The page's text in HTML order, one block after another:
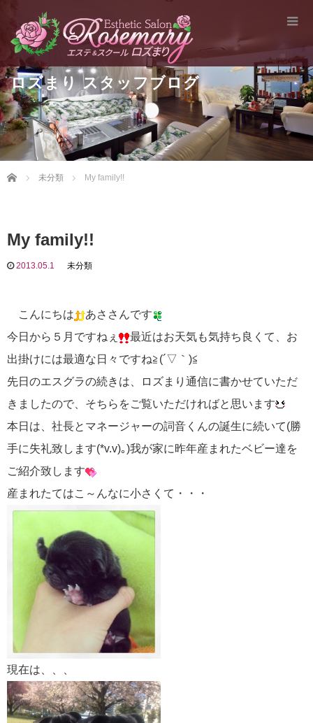
ロズまり スタッフブログ
Home 未分類 My family!!
My family!!
2013.05.1 未分類
こんにちは
あささんです
今日から５月ですねぇ
最近はお天気も気持ち良くて、お
出掛けには最適な日々ですね≧(´▽｀)≦
先日のエスグラの続きは、ロズまり通信に書かせていただ
きましたので、そちらをご覧いただければと思います
本日は、社長とマネージャーの詞音くんの誕生に続いて(勝
手に失礼致します(*v.v)｡)我が家に昨年産まれたベビー達を
ご紹介致します
産まれたてはこ～んなに小さくて・・・
現在は、、、